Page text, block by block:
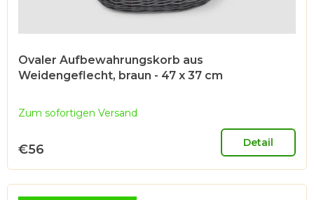
Ovaler Aufbewahrungskorb aus
Weidengeflecht, braun - 47 x 37 cm
Zum sofortigen Versand
€56 Detail